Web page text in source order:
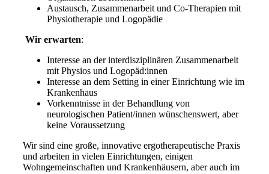
Austausch, Zusammenarbeit und Co-Therapien mit
Physiotherapie und Logopädie
Wir erwarten:
Interesse an der interdisziplinären Zusammenarbeit
mit Physios und Logopäd:innen
Interesse an dem Setting in einer Einrichtung wie im
Krankenhaus
Vorkenntnisse in der Behandlung von
neurologischen Patient/innen wünschenswert, aber
keine Voraussetzung
Wir sind eine große, innovative ergotherapeutische Praxis
und arbeiten in vielen Einrichtungen, einigen
Wohngemeinschaften und Krankenhäusern, aber auch im